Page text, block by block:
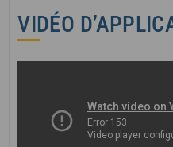
VIDÉO